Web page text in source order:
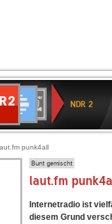
Deutschlandfunk
80er
90er
OLDIE
ANTENNE
NDR 2
punk4all
Bunt gemischt
laut.fm
Internetradio ist
diesem Grund